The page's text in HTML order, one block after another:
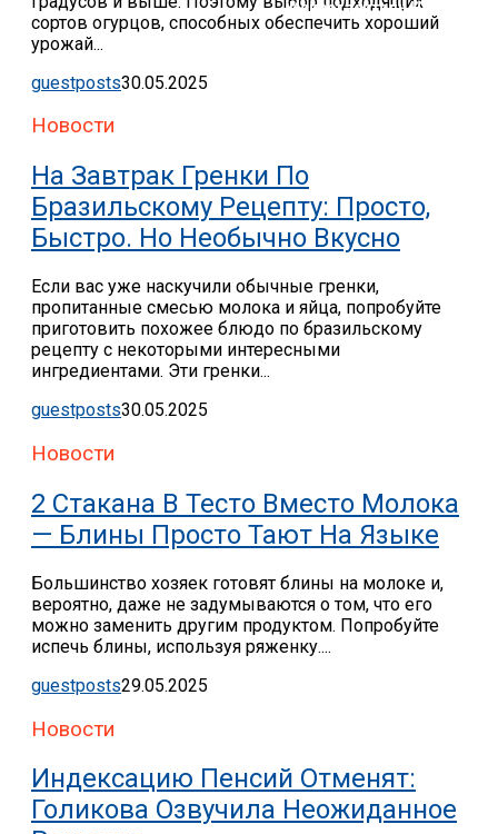
Искрогаситель На Трубу
сортов огурцов, способных обеспечить хороший
урожай...
guestposts30.05.2025
Новости
На Завтрак Гренки По
Бразильскому Рецепту: Просто,
Быстро. Но Необычно Вкусно
Если вас уже наскучили обычные гренки,
пропитанные смесью молока и яйца, попробуйте
приготовить похожее блюдо по бразильскому
рецепту с некоторыми интересными
ингредиентами. Эти гренки...
guestposts30.05.2025
Новости
2 Стакана В Тесто Вместо Молока
— Блины Просто Тают На Языке
Большинство хозяек готовят блины на молоке и,
вероятно, даже не задумываются о том, что его
можно заменить другим продуктом. Попробуйте
испечь блины, используя ряженку....
guestposts29.05.2025
Новости
Индексацию Пенсий Отменят:
Голикова Озвучила Неожиданное